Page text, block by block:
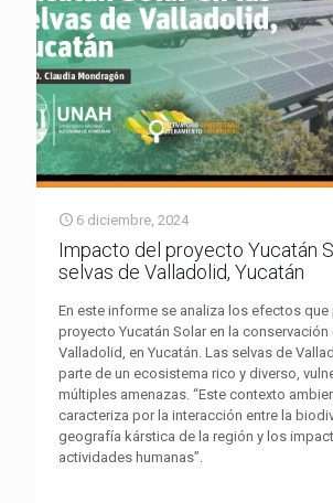
6 diciembre, 2024
Impacto del proyecto Yucatán
selvas de Valladolid, Yucatán
En este informe se analiza los efectos que
proyecto Yucatán Solar en la
Valladolid, en Yucatán. Las selvas de
parte de un ecosistema rico y diverso,
múltiples amenazas. “Este contexto
caracteriza por la interacción entre la
geografía kárstica de la región y los
actividades humanas”.